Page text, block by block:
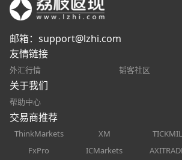
邮箱： support@lzhi.com
友情链接
外汇行情 韬客社区
关于我们
帮助中心
交易商推荐
ThinkMarkets XM
FxPro
ICMarkets